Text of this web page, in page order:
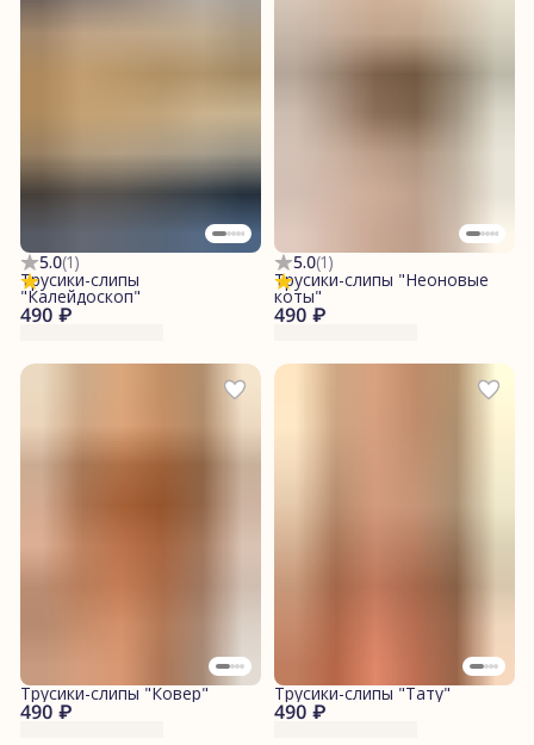
5.0(1)
490 ₽
Трусики-слипы
"Калейдоскоп"
5.0(1)
490 ₽
Трусики-слипы "Неоновые
коты"
490 ₽
Трусики-слипы "Ковер"
490 ₽
Трусики-слипы "Тату"